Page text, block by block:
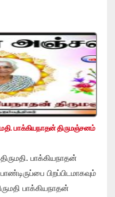
பாக்கியநாதன் திருமஞ்சனம்
பாக்கியநாதன்
பிறப்பிடமாகவும்
பாக்கியநாதன்